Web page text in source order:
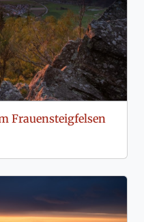
Frauensteigfelsen